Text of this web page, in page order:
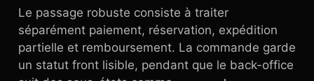
Le passage robuste consiste à traiter
séparément paiement, réservation, expédition
partielle et remboursement. La commande garde
un statut front lisible, pendant que le back-office